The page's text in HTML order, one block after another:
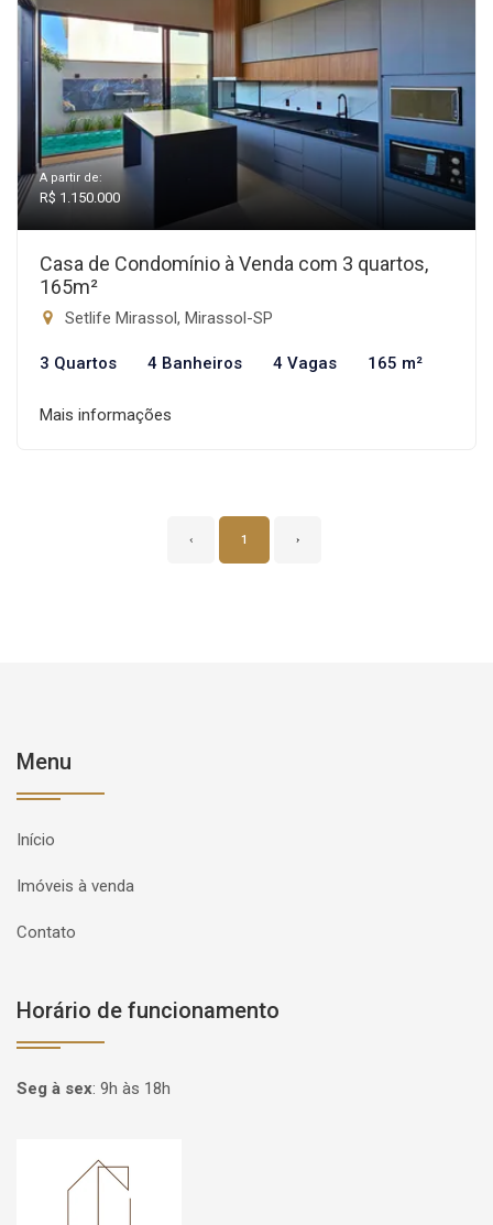
A partir de:
R$ 1.150.000
Casa de Condomínio à Venda com 3 quartos,
165m²
Setlife Mirassol, Mirassol-SP
3 Quartos 4 Banheiros 4 Vagas 165 m²
Mais informações
‹ 1 ›
Menu
Início
Imóveis à venda
Contato
Horário de funcionamento
Seg à sex: 9h às 18h
Página inicial